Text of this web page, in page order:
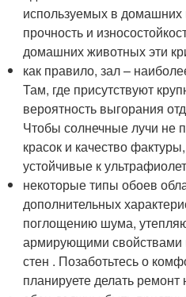
используемых в домашних
прочность и
домашних животных эти
как правило, зал –
Там, где присутствуют
вероятность выгорания
Чтобы солнечные лучи не
красок и качество
устойчивые к
некоторые типы обоев
дополнительных
поглощению шума,
армирующими свойствами
стен . Позаботьтесь о
планируете делать ремонт